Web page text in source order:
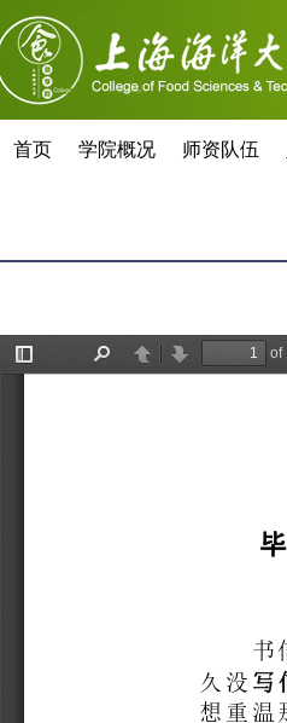
首页 学院概况 师资队伍